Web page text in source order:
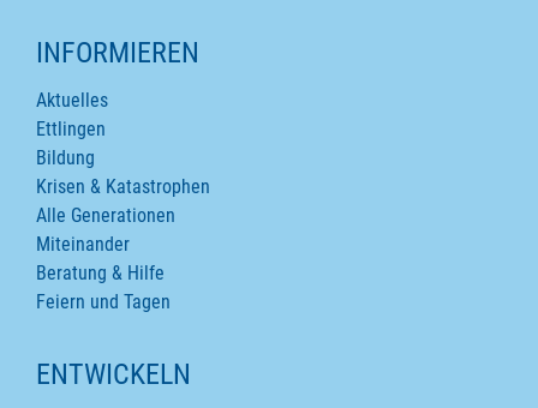
INFORMIEREN
Aktuelles
Ettlingen
Bildung
Krisen & Katastrophen
Alle Generationen
Miteinander
Beratung & Hilfe
Feiern und Tagen
ENTWICKELN